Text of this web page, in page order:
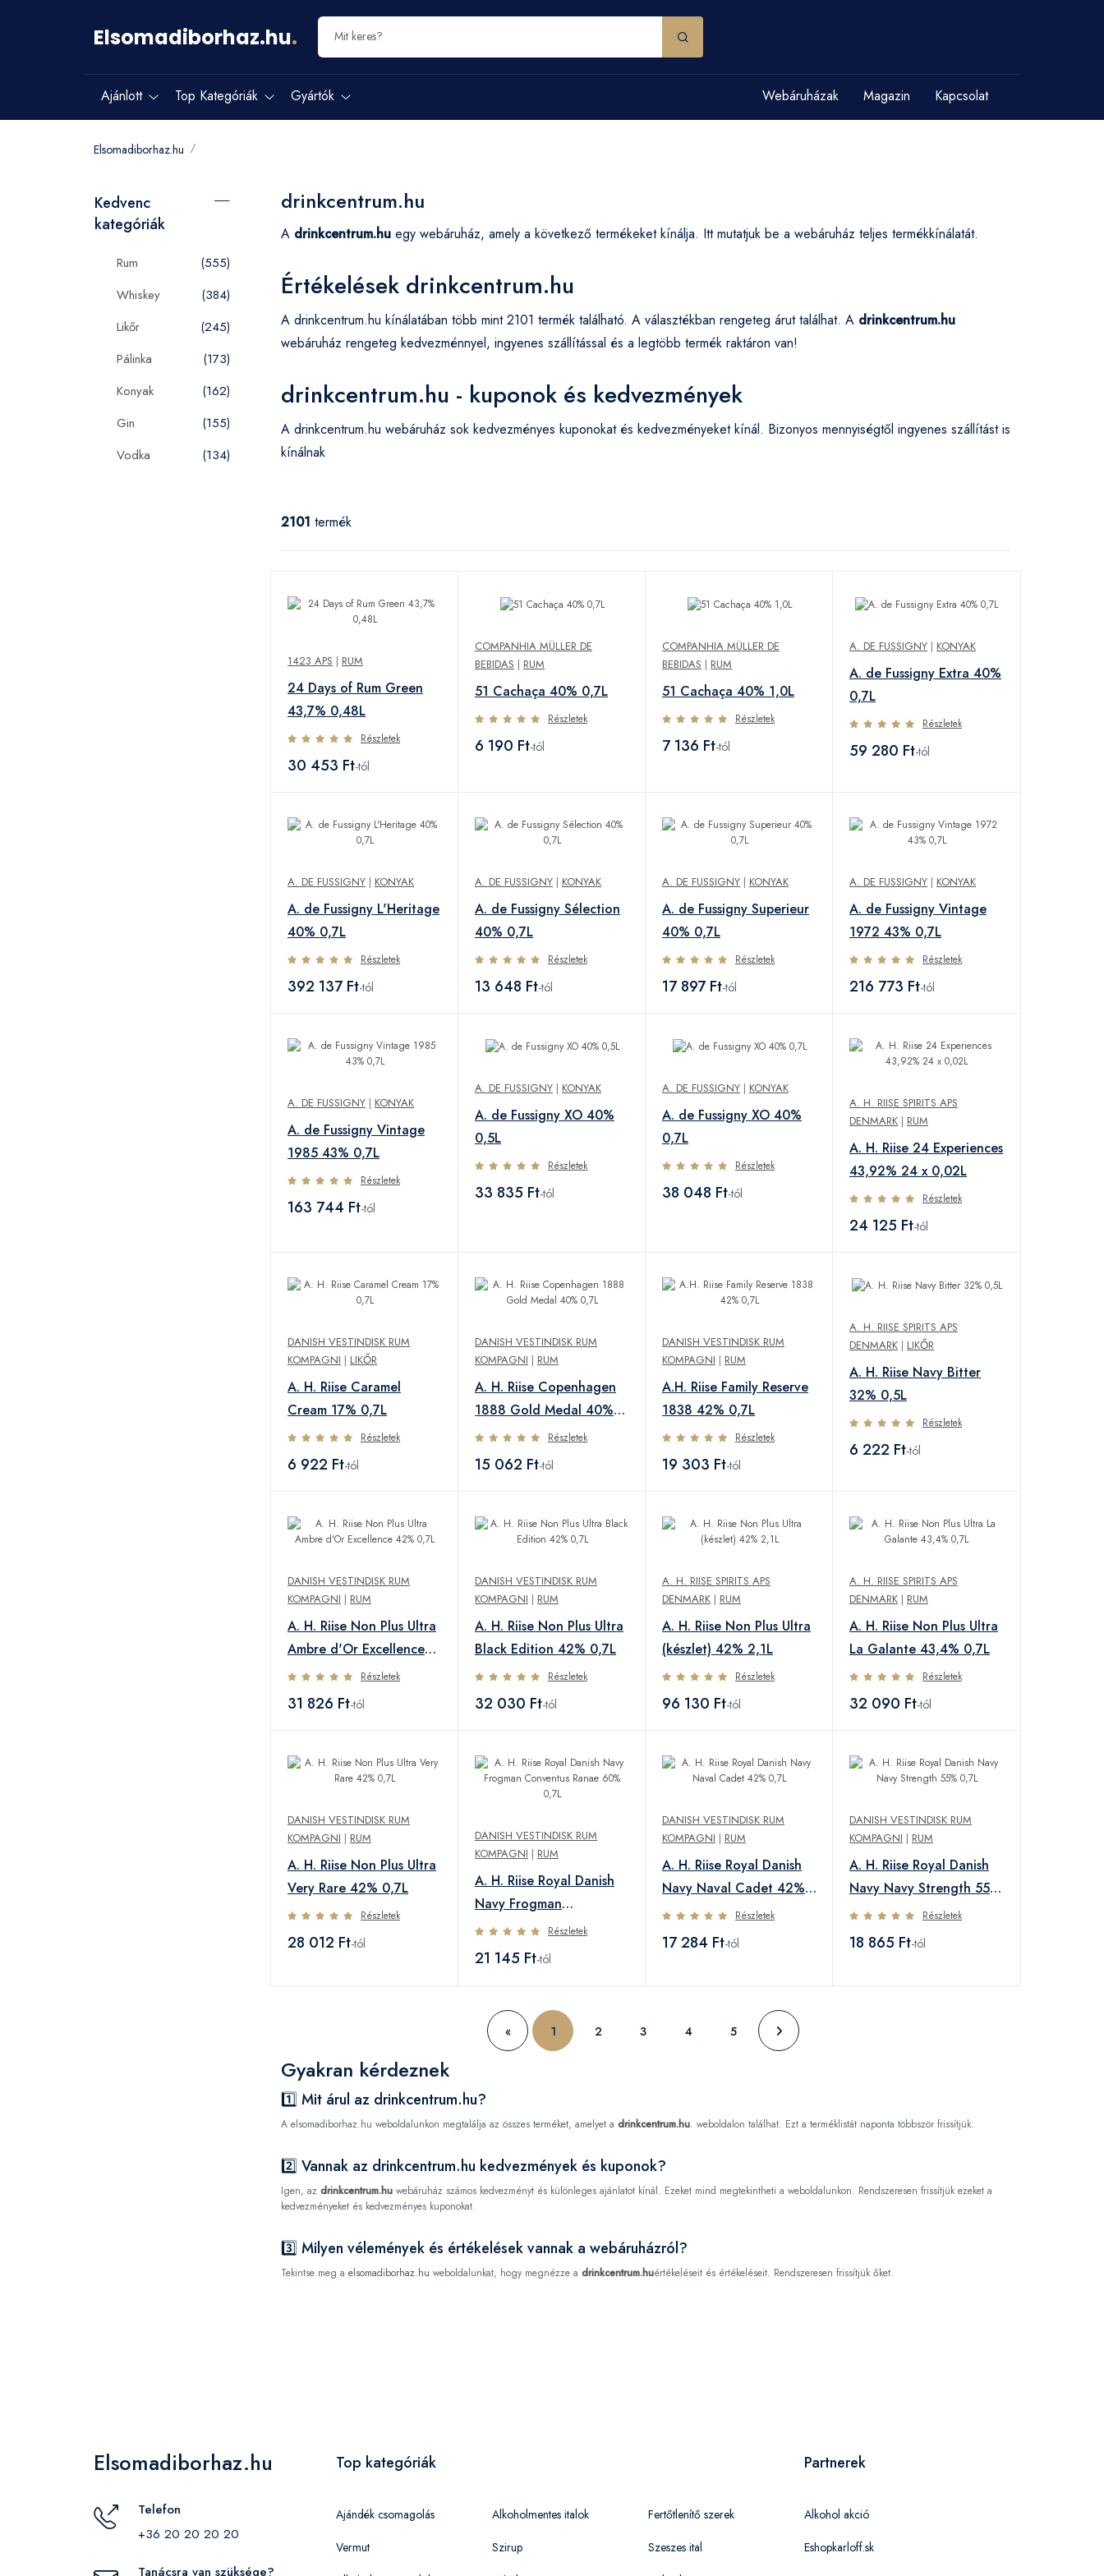
Elsomadiborhaz.hu.
Ajánlott Top Kategóriák Gyártók Webáruházak Magazin Kapcsolat
Elsomadiborhaz.hu
Kedvenc
kategóriák
Rum
(555)
Whiskey
(384)
Likőr
(245)
Pálinka
(173)
Konyak
(162)
Gin
(155)
Vodka
(134)
drinkcentrum.hu
A drinkcentrum.hu egy webáruház, amely a következő termékeket kínálja. Itt mutatjuk be a webáruház teljes termékkínálatát.
Értékelések drinkcentrum.hu
A drinkcentrum.hu kínálatában több mint 2101 termék található. A választékban rengeteg árut találhat. A drinkcentrum.hu
webáruház rengeteg kedvezménnyel, ingyenes szállítással és a legtöbb termék raktáron van!
drinkcentrum.hu - kuponok és kedvezmények
A drinkcentrum.hu webáruház sok kedvezményes kuponokat és kedvezményeket kínál. Bizonyos mennyiségtől ingyenes szállítást is
kínálnak
2101 termék
1423 APS | RUM
24 Days of Rum Green
43,7% 0,48L
Részletek
30 453 Ft-tól
COMPANHIA MÜLLER DE
BEBIDAS | RUM
51 Cachaça 40% 0,7L
Részletek
6 190 Ft-tól
COMPANHIA MÜLLER DE
BEBIDAS | RUM
51 Cachaça 40% 1,0L
Részletek
7 136 Ft-tól
A. DE FUSSIGNY | KONYAK
A. de Fussigny Extra 40%
0,7L
Részletek
59 280 Ft-tól
A. DE FUSSIGNY | KONYAK
A. de Fussigny L'Heritage
40% 0,7L
Részletek
392 137 Ft-tól
A. DE FUSSIGNY | KONYAK
A. de Fussigny Sélection
40% 0,7L
Részletek
13 648 Ft-tól
A. DE FUSSIGNY | KONYAK
A. de Fussigny Superieur
40% 0,7L
Részletek
17 897 Ft-tól
A. DE FUSSIGNY | KONYAK
A. de Fussigny Vintage
1972 43% 0,7L
Részletek
216 773 Ft-tól
A. DE FUSSIGNY | KONYAK
A. de Fussigny Vintage
1985 43% 0,7L
Részletek
163 744 Ft-tól
A. DE FUSSIGNY | KONYAK
A. de Fussigny XO 40%
0,5L
Részletek
33 835 Ft-tól
A. DE FUSSIGNY | KONYAK
A. de Fussigny XO 40%
0,7L
Részletek
38 048 Ft-tól
A. H. RIISE SPIRITS APS
DENMARK | RUM
A. H. Riise 24 Experiences
43,92% 24 x 0,02L
Részletek
24 125 Ft-tól
DANISH VESTINDISK RUM
KOMPAGNI | LIKŐR
A. H. Riise Caramel
Cream 17% 0,7L
Részletek
6 922 Ft-tól
DANISH VESTINDISK RUM
KOMPAGNI | RUM
A. H. Riise Copenhagen
1888 Gold Medal 40%
0,7L
Részletek
15 062 Ft-tól
DANISH VESTINDISK RUM
KOMPAGNI | RUM
A.H. Riise Family Reserve
1838 42% 0,7L
Részletek
19 303 Ft-tól
A. H. RIISE SPIRITS APS
DENMARK | LIKŐR
A. H. Riise Navy Bitter
32% 0,5L
Részletek
6 222 Ft-tól
DANISH VESTINDISK RUM
KOMPAGNI | RUM
A. H. Riise Non Plus Ultra
Ambre d'Or Excellence
42% 0,7L
Részletek
31 826 Ft-tól
DANISH VESTINDISK RUM
KOMPAGNI | RUM
A. H. Riise Non Plus Ultra
Black Edition 42% 0,7L
Részletek
32 030 Ft-tól
A. H. RIISE SPIRITS APS
DENMARK | RUM
A. H. Riise Non Plus Ultra
(készlet) 42% 2,1L
Részletek
96 130 Ft-tól
A. H. RIISE SPIRITS APS
DENMARK | RUM
A. H. Riise Non Plus Ultra
La Galante 43,4% 0,7L
Részletek
32 090 Ft-tól
DANISH VESTINDISK RUM
KOMPAGNI | RUM
A. H. Riise Non Plus Ultra
Very Rare 42% 0,7L
Részletek
28 012 Ft-tól
DANISH VESTINDISK RUM
KOMPAGNI | RUM
A. H. Riise Royal Danish
Navy Frogman
Conventus Ranae 60%
0,7L
Részletek
21 145 Ft-tól
DANISH VESTINDISK RUM
KOMPAGNI | RUM
A. H. Riise Royal Danish
Navy Naval Cadet 42%
0,7L
Részletek
17 284 Ft-tól
DANISH VESTINDISK RUM
KOMPAGNI | RUM
A. H. Riise Royal Danish
Navy Navy Strength 55%
0,7L
Részletek
18 865 Ft-tól
« 1 2 3 4 5
Gyakran kérdeznek
1️⃣ Mit árul az drinkcentrum.hu?
A elsomadiborhaz.hu weboldalunkon megtalálja az összes terméket, amelyet a drinkcentrum.hu. weboldalon találhat. Ezt a terméklistát naponta többször frissítjük.
2️⃣ Vannak az drinkcentrum.hu kedvezmények és kuponok?
Igen, az drinkcentrum.hu webáruház számos kedvezményt és különleges ajánlatot kínál. Ezeket mind megtekintheti a weboldalunkon. Rendszeresen frissítjük ezeket a
kedvezményeket és kedvezményes kuponokat.
3️⃣ Milyen vélemények és értékelések vannak a webáruházról?
Tekintse meg a elsomadiborhaz.hu weboldalunkat, hogy megnézze a drinkcentrum.huértékeléseit és értékeléseit. Rendszeresen frissítjük őket.
Elsomadiborhaz.hu
Telefon
+36 20 20 20 20
Tanácsra van szüksége?
Top kategóriák
Ajándék csomagolás
Vermut
Alkoholmentes italok
Szirup
Fertőtlenítő szerek
Szeszes ital
Partnerek
Alkohol akció
Eshopkarloff.sk